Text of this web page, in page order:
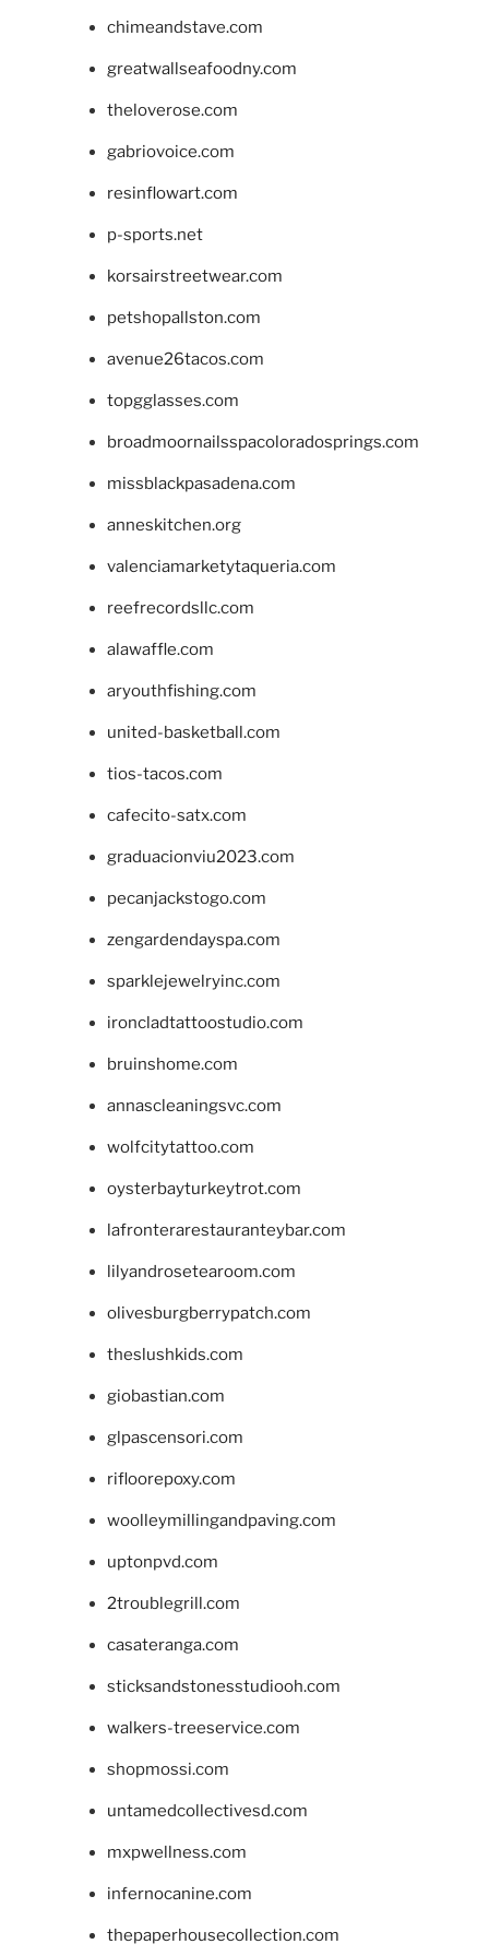
chimeandstave.com
greatwallseafoodny.com
theloverose.com
gabriovoice.com
resinflowart.com
p-sports.net
korsairstreetwear.com
petshopallston.com
avenue26tacos.com
topgglasses.com
broadmoornailsspacoloradosprings.com
missblackpasadena.com
anneskitchen.org
valenciamarketytaqueria.com
reefrecordsllc.com
alawaffle.com
aryouthfishing.com
united-basketball.com
tios-tacos.com
cafecito-satx.com
graduacionviu2023.com
pecanjackstogo.com
zengardendayspa.com
sparklejewelryinc.com
ironcladtattoostudio.com
bruinshome.com
annascleaningsvc.com
wolfcitytattoo.com
oysterbayturkeytrot.com
lafronterarestauranteybar.com
lilyandrosetearoom.com
olivesburgberrypatch.com
theslushkids.com
giobastian.com
glpascensori.com
rifloorepoxy.com
woolleymillingandpaving.com
uptonpvd.com
2troublegrill.com
casateranga.com
sticksandstonesstudiooh.com
walkers-treeservice.com
shopmossi.com
untamedcollectivesd.com
mxpwellness.com
infernocanine.com
thepaperhousecollection.com